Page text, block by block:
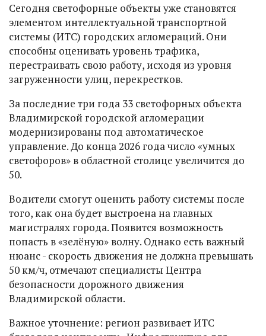
Сегодня светофорные объекты уже становятся
элементом интеллектуальной транспортной
системы (ИТС) городских агломераций. Они
способны оценивать уровень трафика,
перестраивать свою работу, исходя из уровня
загруженности улиц, перекрестков.
За последние три года 33 светофорных объекта
Владимирской городской агломерации
модернизированы под автоматическое
управление. До конца 2026 года число «умных
светофоров» в областной столице увеличится до
50.
Водители смогут оценить работу системы после
того, как она будет выстроена на главных
магистралях города. Появится возможность
попасть в «зелёную» волну. Однако есть важный
нюанс - скорость движения не должна превышать
50 км/ч, отмечают специалисты Центра
безопасности дорожного движения
Владимирской области.
Важное уточнение: регион развивает ИТС